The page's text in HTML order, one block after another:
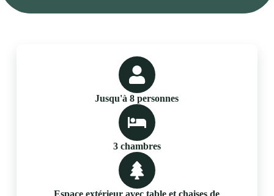
Jusqu'à 8 personnes
3 chambres
Espace extérieur avec table et chaises de